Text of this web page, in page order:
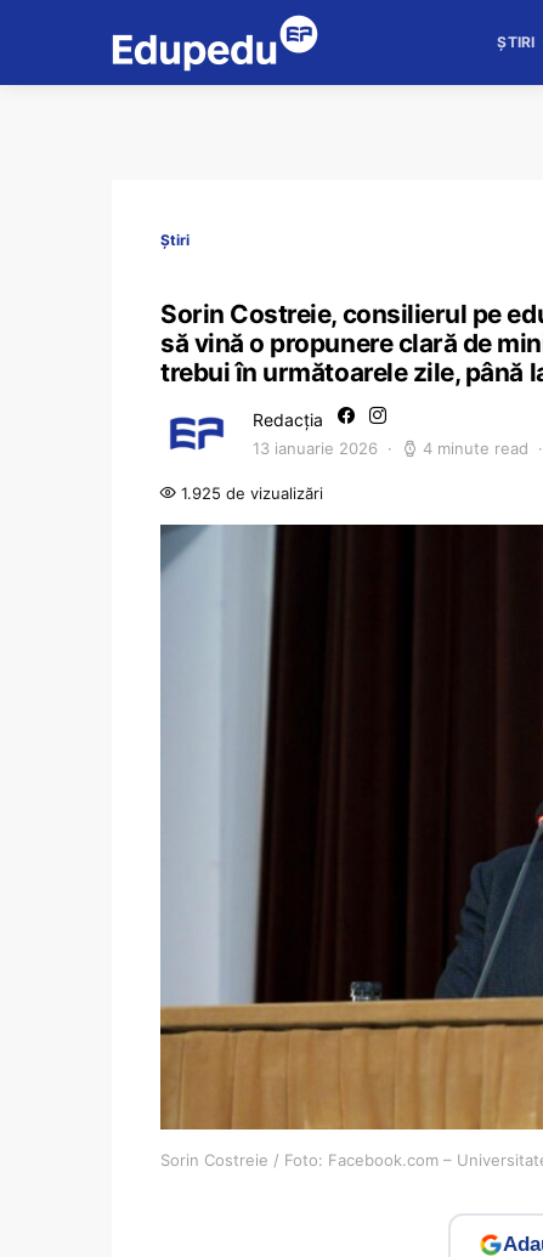
ȘTIRI
Știri
Sorin Costreie, consilierul pe
să vină o propunere clară de
trebui în următoarele zile, până
Redacția
13 ianuarie 2026 4 minute read
1.925 de vizualizări
Sorin Costreie / Foto: Facebook.com –